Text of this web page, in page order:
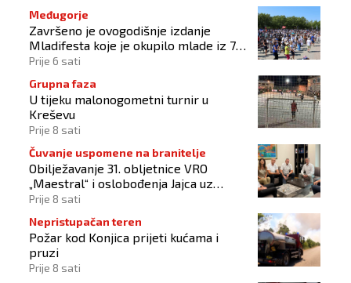
Međugorje
Završeno je ovogodišnje izdanje
Mladifesta koje je okupilo mlade iz 73
zemlje svijeta
Prije 6 sati
Grupna faza
U tijeku malonogometni turnir u
Kreševu
Prije 8 sati
Čuvanje uspomene na branitelje
Obilježavanje 31. obljetnice VRO
„Maestral“ i oslobođenja Jajca uz
pokroviteljstvo HNS-a BiH
Prije 8 sati
Nepristupačan teren
Požar kod Konjica prijeti kućama i
pruzi
Prije 8 sati